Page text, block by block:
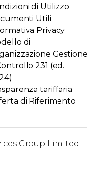
di Utilizzo
Utili
Privacy
di
Gestione
231 (ed.
tariffaria
di Riferimento
Group Limited